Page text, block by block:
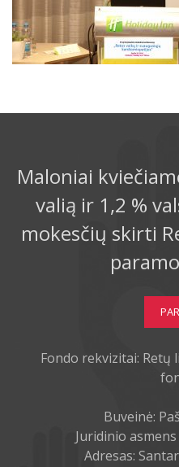
Maloniai
valią ir 1,2 %
mokesčių skirti
Fondo rekvizitai:
Buveinė:
Juridinio
Adresas: